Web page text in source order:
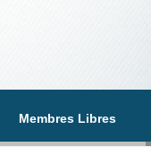
Membres Libres